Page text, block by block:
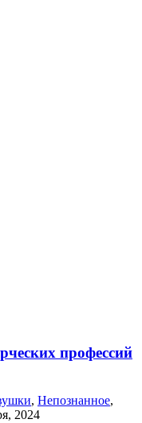
профессий
, Непознанное,
2024